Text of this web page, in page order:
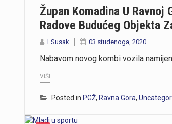
Župan Komadina U
Radove Budućeg Objekta
LSusak 03 studenoga, 2020
Nabavom novog kombi vozila
VIŠE
Posted in PGŽ, Ravna Gora,